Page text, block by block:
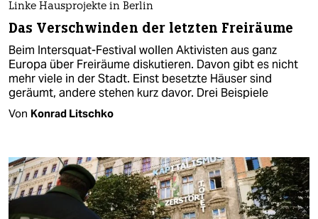
Linke Hausprojekte in Berlin
Das Verschwinden der letzten Freiräume
Beim Intersquat-Festival wollen Aktivisten aus ganz
Europa über Freiräume diskutieren. Davon gibt es nicht
mehr viele in der Stadt. Einst besetzte Häuser sind
geräumt, andere stehen kurz davor. Drei Beispiele
Von Konrad Litschko